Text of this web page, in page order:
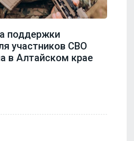
поддержки
участников СВО
в Алтайском крае